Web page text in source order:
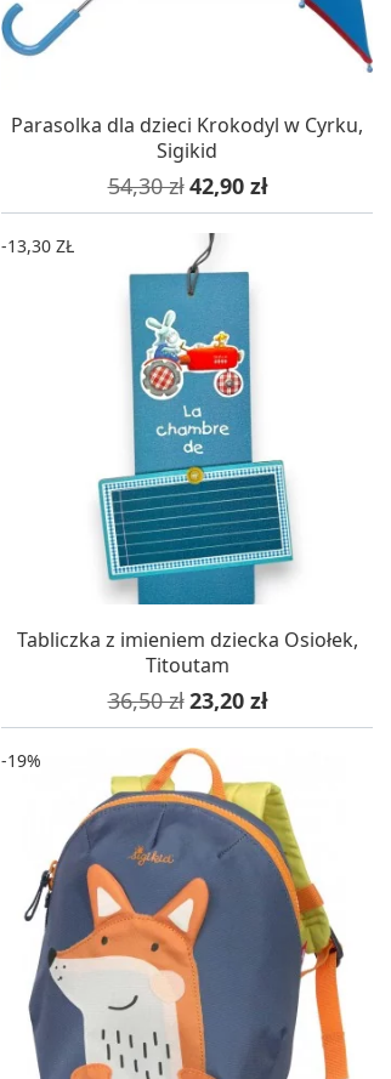
Parasolka dla dzieci Krokodyl w Cyrku,
Sigikid
Cena podstawowa
54,30 złCena
42,90 zł
W MAGAZYNIE, DOSTAWA 24H
Tabliczka z imieniem dziecka Osiołek,
Titoutam
Cena podstawowa
36,50 zł Cena
23,20 zł
-13,30 ZŁ
-19%